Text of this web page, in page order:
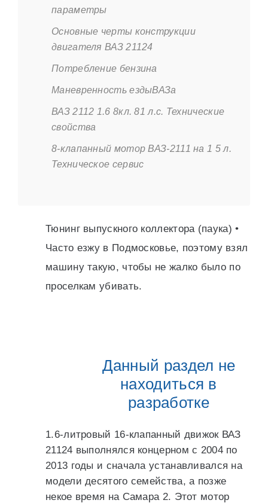
параметры
Основные черты конструкции
двигателя ВАЗ 21124
Потребление бензина
Маневренность ездыВАЗа
ВАЗ 2112 1.6 8кл. 81 л.с. Технические
свойства
8-клапанный мотор ВАЗ-2111 на 1 5 л.
Техническое сервис
Тюнинг выпускного коллектора (паука) •
Часто езжу в Подмосковье, поэтому взял
машину такую, чтобы не жалко было по
проселкам убивать.
Данный раздел не
находиться в
разработке
1.6-литровый 16-клапанный движок ВАЗ
21124 выполнялся концерном с 2004 по
2013 годы и сначала устанавливался на
модели десятого семейства, а позже
некое время на Самара 2. Этот мотор